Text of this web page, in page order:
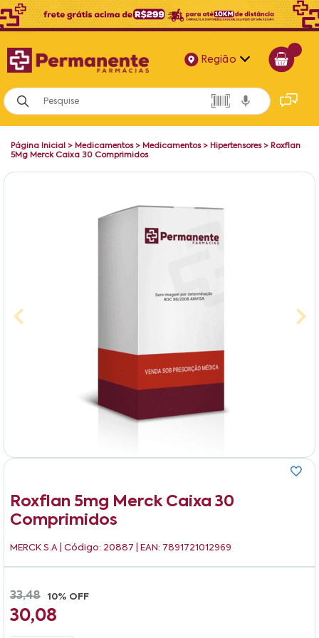
Região
Alagoas
Bahia
Página Inicial > Medicamentos> Medicamentos> Hipertensores> Roxflan
5Mg Merck Caixa 30 Comprimidos
Roxflan 5mg Merck Caixa 30
Comprimidos
MERCK S.A | Código: 20887 | EAN: 7891721012969
33,48 10% OFF
30,08